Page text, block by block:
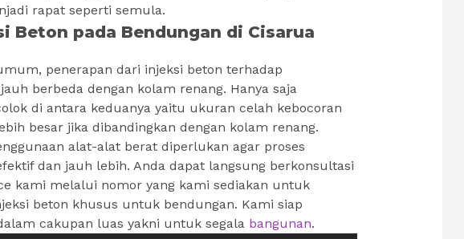
rapat seperti semula.
Beton pada Bendungan di Cisarua
penerapan dari injeksi beton terhadap
berbeda dengan kolam renang. Hanya saja
di antara keduanya yaitu ukuran celah kebocoran
besar jika dibandingkan dengan kolam renang.
alat-alat berat diperlukan agar proses
dan jauh lebih. Anda dapat langsung berkonsultasi
kami melalui nomor yang kami sediakan untuk
beton khusus untuk bendungan. Kami siap
cakupan luas yakni untuk segala bangunan.